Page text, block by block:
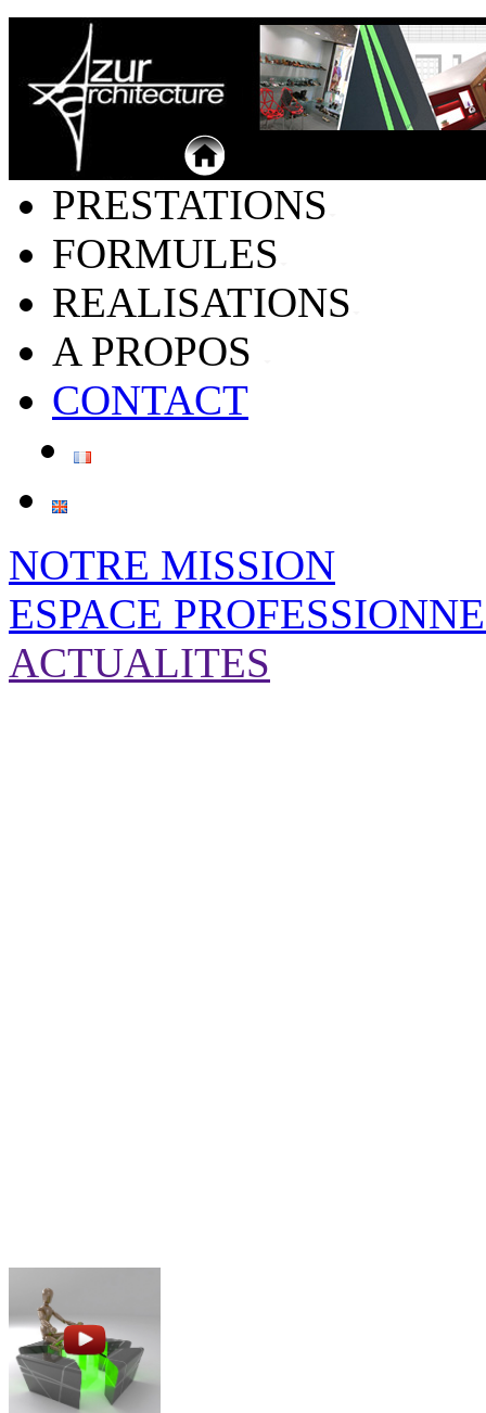
PRESTATIONS
FORMULES
REALISATIONS
A PROPOS
CONTACT
NOTRE MISSION
ESPACE
ACTUALITES